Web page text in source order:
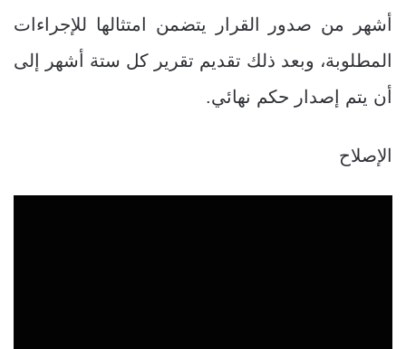
أشهر من صدور القرار يتضمن امتثالها للإجراءات
المطلوبة، وبعد ذلك تقديم تقرير كل ستة أشهر إلى
أن يتم إصدار حكم نهائي.
الإصلاح